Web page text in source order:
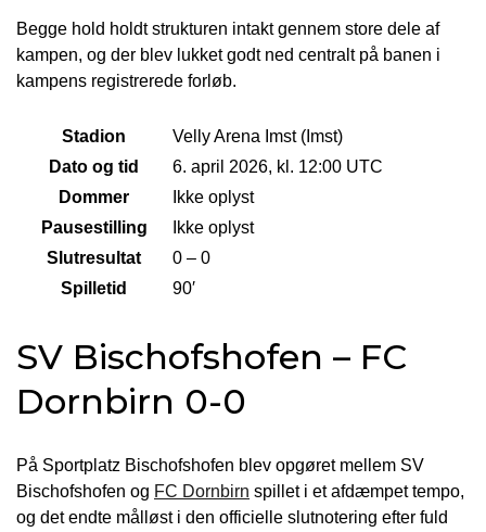
Begge hold holdt strukturen intakt gennem store dele af
kampen, og der blev lukket godt ned centralt på banen i
kampens registrerede forløb.
Stadion
Velly Arena Imst (Imst)
Dato og tid
6. april 2026, kl. 12:00 UTC
Dommer
Ikke oplyst
Pausestilling
Ikke oplyst
Slutresultat
0 – 0
Spilletid
90′
SV Bischofshofen – FC
Dornbirn 0-0
På Sportplatz Bischofshofen blev opgøret mellem SV
Bischofshofen og FC Dornbirn spillet i et afdæmpet tempo,
og det endte målløst i den officielle slutnotering efter fuld